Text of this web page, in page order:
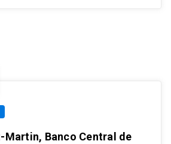
Martin, Banco Central de